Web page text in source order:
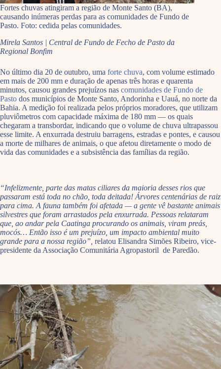
Fortes chuvas atingiram a região de Monte Santo (BA),
causando inúmeras perdas para as comunidades de Fundo de
Pasto. Foto: cedida pelas comunidades.
Mirela Santos | Central de Fundo de Fecho de Pasto da
Regional Bonfim
No último dia 20 de outubro, uma forte chuva, com volume estimado
em mais de 200 mm e duração de apenas três horas e quarenta
minutos, causou grandes prejuízos nas comunidades de Fundo de
Pasto dos municípios de Monte Santo, Andorinha e Uauá, no norte da
Bahia. A medição foi realizada pelos próprios moradores, que utilizam
pluviômetros com capacidade máxima de 180 mm — os quais
chegaram a transbordar, indicando que o volume de chuva ultrapassou
esse limite. A enxurrada destruiu barragens, estradas e pontes, e causou
a morte de milhares de animais, o que afetou diretamente o modo de
vida das comunidades e a subsistência das famílias da região.
“Infelizmente, parte das matas ciliares da maioria desses rios que
passaram está toda no chão, toda deitada! Árvores centenárias de raiz
para cima. A fauna também foi afetada — a gente vê bastante animais
silvestres que foram arrastados pela enxurrada. Pessoas relataram
que, ao andar pela Caatinga procurando os animais, viram preás,
mocós… Então isso é um prejuízo, um impacto ambiental muito
grande para a nossa região”, relatou Elisandra Simões Ribeiro, vice-
presidente da Associação Comunitária Agropastoril de Paredão.